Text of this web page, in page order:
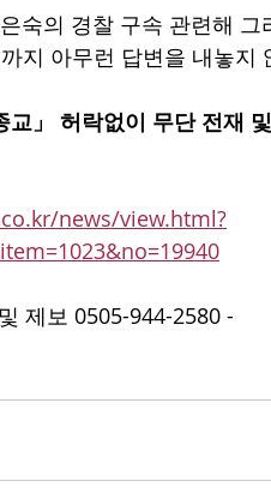
숙의 경찰 구속 관련해
지 아무런 답변을 내놓지
」 허락없이 무단 전재
news/view.html?
제보 0505-944-2580 -